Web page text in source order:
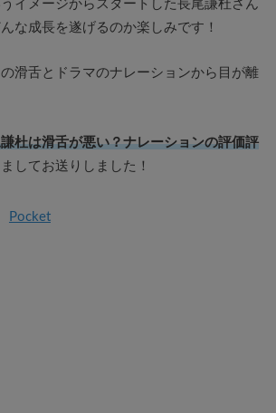
うイメージからスタートした長尾謙杜さん
な成長を遂げるのか楽しみです！
滑舌とドラマのナレーションから目が離
杜は滑舌が悪い？ナレーションの評価評
してお送りしました！
Pocket